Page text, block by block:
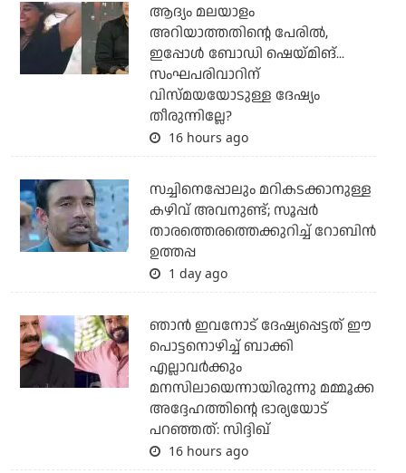
ആദ്യം മലയാളം
അറിയാത്തതിന്റെ പേരില്‍,
ഇപ്പോള്‍ ബോഡി ഷെയ്മിങ്...
സംഘപരിവാറിന്
വിസ്മയയോടുള്ള ദേഷ്യം
തീരുന്നില്ലേ?
16 hours ago
സച്ചിനെപ്പോലും മറികടക്കാനുള്ള
കഴിവ് അവനുണ്ട്; സൂപ്പര്‍
താരത്തെരത്തെക്കുറിച്ച് റോബിന്‍
ഉത്തപ്പ
1 day ago
ഞാന്‍ ഇവനോട് ദേഷ്യപ്പെട്ടത് ഈ
പൊട്ടനൊഴിച്ച് ബാക്കി
എല്ലാവര്‍ക്കും
മനസിലായെന്നായിരുന്നു മമ്മൂക്ക
അദ്ദേഹത്തിന്റെ ഭാര്യയോട്
പറഞ്ഞത്: സിദ്ദിഖ്
16 hours ago